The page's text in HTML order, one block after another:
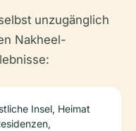
unzugänglich
Nakheel-
Insel, Heimat